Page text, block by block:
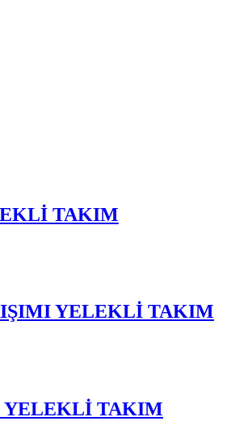
TAKIM
YELEKLİ TAKIM
YELEKLİ TAKIM